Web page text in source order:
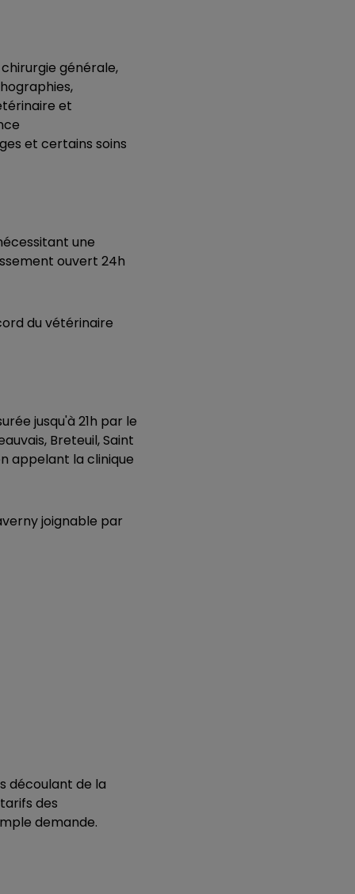
générale,
et
et certains soins
une
ouvert 24h
du vétérinaire
jusqu'à 21h par le
Breteuil, Saint
appelant la clinique
joignable par
découlant de la
des
demande.